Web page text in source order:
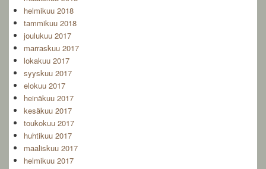
helmikuu 2018
tammikuu 2018
joulukuu 2017
marraskuu 2017
lokakuu 2017
syyskuu 2017
elokuu 2017
heinäkuu 2017
kesäkuu 2017
toukokuu 2017
huhtikuu 2017
maaliskuu 2017
helmikuu 2017